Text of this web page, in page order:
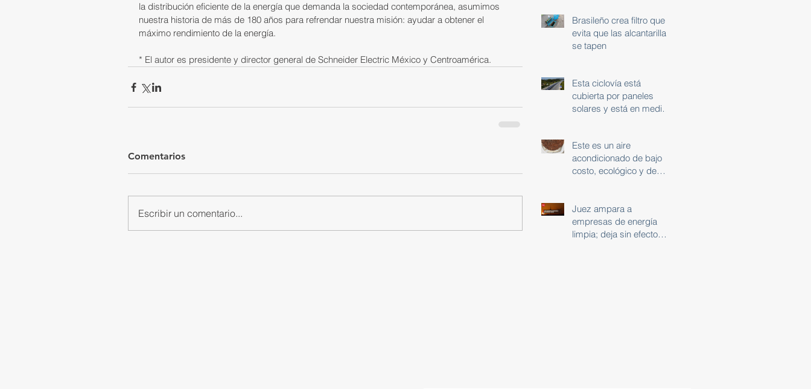
la distribución eficiente de la energía que demanda la sociedad contemporánea, asumimos
nuestra historia de más de 180 años para refrendar nuestra misión: ayudar a obtener el
máximo rendimiento de la energía.
* El autor es presidente y director general de Schneider Electric México y Centroamérica.
Comentarios
Escribir un comentario...
Brasileño crea filtro que
evita que las alcantarillas
se tapen
Esta ciclovía está
cubierta por paneles
solares y está en medio
Este es un aire
acondicionado de bajo
costo, ecológico y de
Juez ampara a
empresas de energía
limpia; deja sin efecto